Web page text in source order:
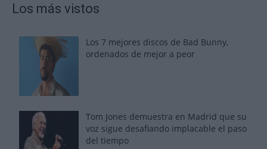
Los más vistos
Los 7 mejores discos de Bad Bunny,
ordenados de mejor a peor
Tom Jones demuestra en Madrid que su
voz sigue desafiando implacable el paso
del tiempo